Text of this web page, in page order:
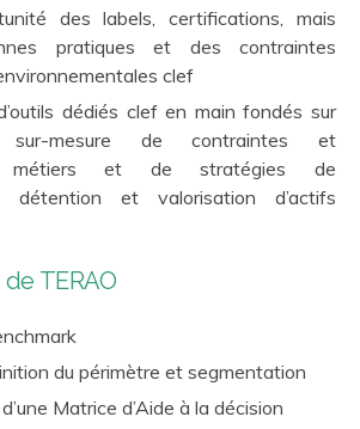
des labels, certifications, mais
pratiques et des contraintes
clef
dédiés clef en main fondés sur
mesure de contraintes et
métiers et de stratégies de
détention et valorisation d’actifs
TERAO
du périmètre et segmentation
Matrice d’Aide à la décision